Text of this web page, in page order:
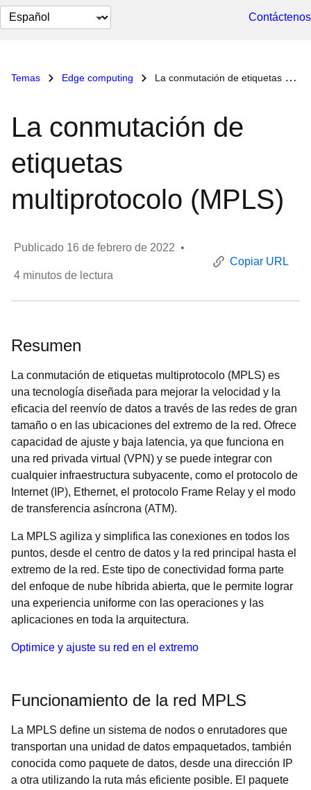
Cambiar
el
Contáctenos
Temas Edge computing La conmutación de etiquetas multiprotocolo (MPLS)
La conmutación de
etiquetas
multiprotocolo (MPLS)
Publicado 16 de febrero de 2022 •
4 minutos de lectura
Copiar URL
Resumen
La conmutación de etiquetas multiprotocolo (MPLS) es
una tecnología diseñada para mejorar la velocidad y la
eficacia del reenvío de datos a través de las redes de gran
tamaño o en las ubicaciones del extremo de la red. Ofrece
capacidad de ajuste y baja latencia, ya que funciona en
una red privada virtual (VPN) y se puede integrar con
cualquier infraestructura subyacente, como el protocolo de
Internet (IP), Ethernet, el protocolo Frame Relay y el modo
de transferencia asíncrona (ATM).
La MPLS agiliza y simplifica las conexiones en todos los
puntos, desde el centro de datos y la red principal hasta el
extremo de la red. Este tipo de conectividad forma parte
del enfoque de nube híbrida abierta, que le permite lograr
una experiencia uniforme con las operaciones y las
aplicaciones en toda la arquitectura.
Optimice y ajuste su red en el extremo
Funcionamiento de la red MPLS
La MPLS define un sistema de nodos o enrutadores que
transportan una unidad de datos empaquetados, también
conocida como paquete de datos, desde una dirección IP
a otra utilizando la ruta más eficiente posible. El paquete